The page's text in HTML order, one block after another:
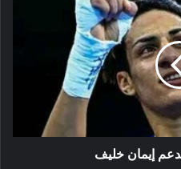
تدعم إيمان خليف